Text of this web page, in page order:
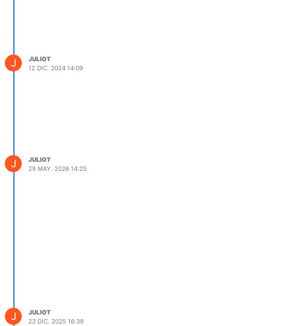
J
JULIOT
12 DIC. 2024 14:09
J
JULIOT
29 MAY. 2026 14:25
J
JULIOT
22 DIC. 2025 16:39